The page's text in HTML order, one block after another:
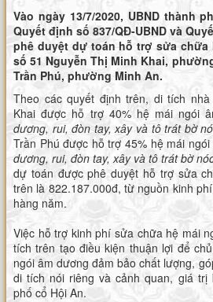
Vào ngày 13/7/2020, UBND thành
Quyết định số 837/QĐ-UBND và
phê duyệt dự toán hỗ trợ sửa chữa
số 51 Nguyễn Thị Minh Khai,
Trần Phú, phường Minh An.
Theo các quyết định trên, di tích
Khai được hỗ trợ 40% hệ mái ngói
dương, rui, đòn tay, xây và tô trát bờ
Trần Phú được hỗ trợ 45% hệ mái
dương, rui, đòn tay, xây và tô trát bờ
dự toán được phê duyệt hỗ trợ sửa
trên là 822.187.000đ, từ nguồn kinh
hàng năm.
Việc hỗ trợ kinh phí sửa chữa hệ mái
tích trên tạo điều kiện thuận lợi để
ngói âm dương đảm bảo chất lượng,
di tích nói riêng và cảnh quan, giá trị
phố cổ Hội An.